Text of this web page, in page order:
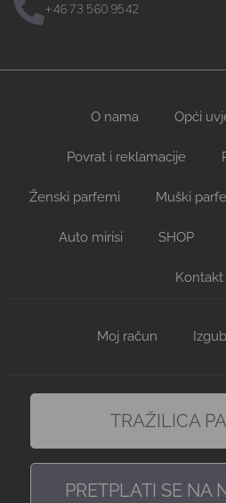
+46 73 560 9542
O nama Opći
Povrat i reklamacije
Ženski parfemi Muški
Auto mirisi SHOP
Kontakt
Moj račun
TRAŽILICA
PRETPLATI SE NA